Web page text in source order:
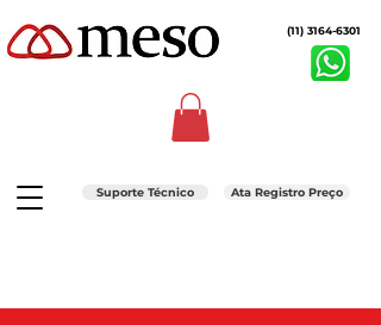
(11) 3164-6301
Suporte Técnico Ata Registro Preço